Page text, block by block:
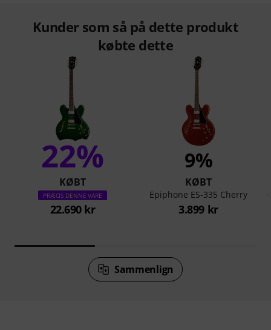
Kunder som så på dette produkt
købte dette
22%
KØBT
PRÆCIS DENNE VARE
22.690 kr
9%
KØBT
Epiphone ES-335 Cherry
3.899 kr
Sammenlign